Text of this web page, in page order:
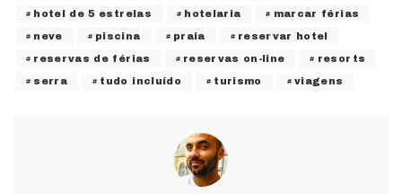
hotel de 5 estrelas hotelaria marcar férias
neve piscina praia reservar hotel
reservas de férias reservas on-line resorts
serra tudo incluído turismo viagens